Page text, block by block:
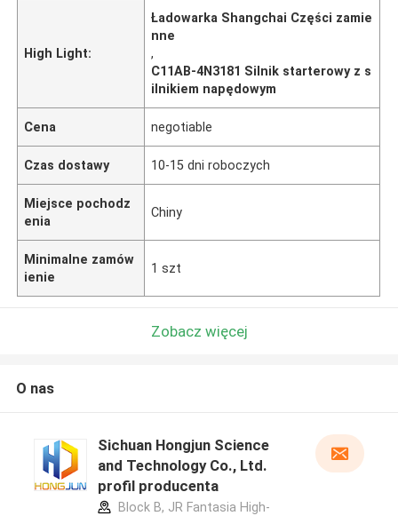
High Light:
Ładowarka Shangchai Części zamie
nne
,
C11AB-4N3181 Silnik starterowy z s
ilnikiem napędowym
Cena negotiable
Czas dostawy 10-15 dni roboczych
Miejsce pochodz
enia
Chiny
Minimalne zamów
ienie
1 szt
Zobacz więcej
O nas
Sichuan Hongjun Science
and Technology Co., Ltd.
profil producenta
Block B, JR Fantasia High-